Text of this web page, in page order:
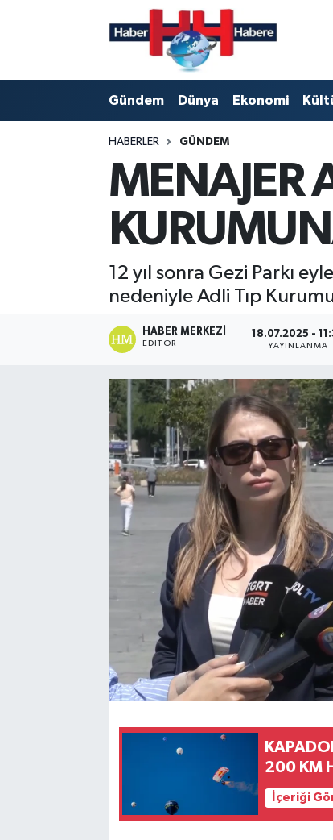
Gündem Dünya Ekonomi
HABERLER GÜNDEM
MENAJER
12 yıl sonra Gezi Parkı
nedeniyle Adli Tıp
HABER MERKEZI
EDITÖR
18.07.2025 -
YAYINLANMA
200 KM
İçeriği
Trafik Durumu
Süper Lig Puan Durumu ve Fikstür
Tüm Manşetler
Son Dakika Haberleri
Haber Arşivi